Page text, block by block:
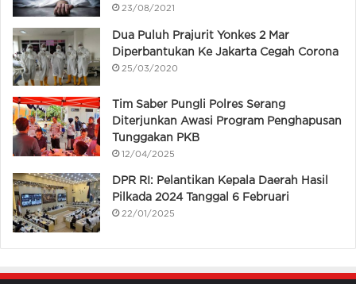
23/08/2021
Dua Puluh Prajurit Yonkes 2 Mar
Diperbantukan Ke Jakarta Cegah Corona
25/03/2020
Tim Saber Pungli Polres Serang
Diterjunkan Awasi Program Penghapusan
Tunggakan PKB
12/04/2025
DPR RI: Pelantikan Kepala Daerah Hasil
Pilkada 2024 Tanggal 6 Februari
22/01/2025